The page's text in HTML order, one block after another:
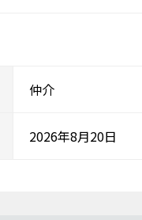
仲介
2026年8月20日